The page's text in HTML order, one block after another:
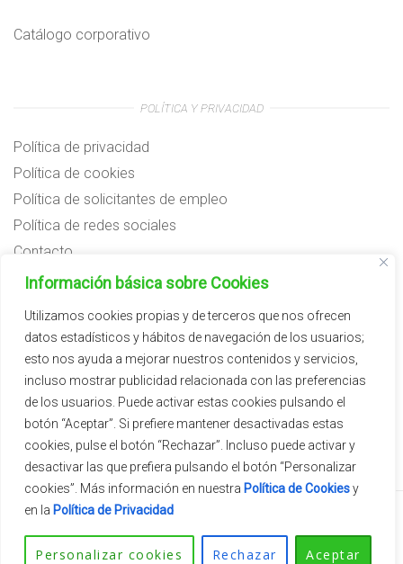
Información básica sobre Cookies
Utilizamos cookies propias y de terceros que nos ofrecen
datos estadísticos y hábitos de navegación de los usuarios;
esto nos ayuda a mejorar nuestros contenidos y servicios,
incluso mostrar publicidad relacionada con las preferencias
de los usuarios. Puede activar estas cookies pulsando el
botón “Aceptar”. Si prefiere mantener desactivadas estas
cookies, pulse el botón “Rechazar”. Incluso puede activar y
desactivar las que prefiera pulsando el botón “Personalizar
cookies”. Más información en nuestra Política de Cookiesy
en la Política de Privacidad
Personalizar cookies Rechazar Aceptar
Catálogo corporativo
POLÍTICA Y PRIVACIDAD
Política de privacidad
Política de cookies
Política de solicitantes de empleo
Política de redes sociales
Contacto
Preguntas frecuentes
Subvenciones
2026 © Vivercid. Tema deSiteOrigin